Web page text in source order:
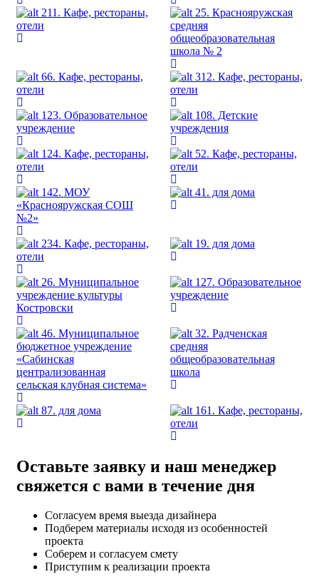
211. Кафе, рестораны,
отели
25. Краснояружская
средняя
общеобразовательная
школа № 2
66. Кафе, рестораны,
отели
312. Кафе, рестораны,
отели
123. Образовательное
учреждение
108. Детские
учреждения
124. Кафе, рестораны,
отели
52. Кафе, рестораны,
отели
142. МОУ
«Краснояружская СОШ
№2»
41. для дома
234. Кафе, рестораны,
отели
19. для дома
26. Муниципальное
учреждение культуры
Костровски
127. Образовательное
учреждение
46. Муниципальное
бюджетное учреждение
«Сабинская
централизованная
сельская клубная система»
32. Радченская
средняя
общеобразовательная
школа
87. для дома
161. Кафе, рестораны,
отели
Оставьте заявку и наш менеджер
свяжется с вами в течение дня
Согласуем время выезда дизайнера
Подберем материалы исходя из особенностей
проекта
Соберем и согласуем смету
Приступим к реализации проекта